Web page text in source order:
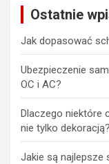
Ostatnie
Jak dopasować
Ubezpieczenie
OC i AC?
Dlaczego niektóre
nie tylko dekoracją?
Jakie są najlepsze